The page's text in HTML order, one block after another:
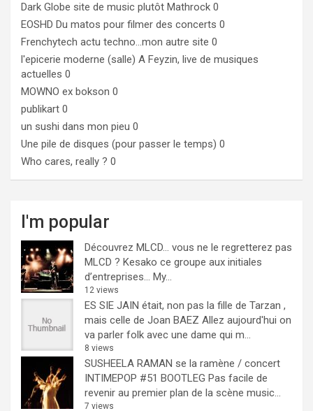
Dark Globe site de music plutôt Mathrock 0
EOSHD Du matos pour filmer des concerts 0
Frenchytech actu techno…mon autre site 0
l'epicerie moderne (salle) A Feyzin, live de musiques
actuelles 0
MOWNO ex bokson 0
publikart 0
un sushi dans mon pieu 0
Une pile de disques (pour passer le temps) 0
Who cares, really ? 0
I'm popular
Découvrez MLCD… vous ne le regretterez pas
MLCD ? Kesako ce groupe aux initiales
d’entreprises… My...
12 views
ES SIE JAIN était, non pas la fille de Tarzan ,
mais celle de Joan BAEZ Allez aujourd'hui on
va parler folk avec une dame qui m...
8 views
SUSHEELA RAMAN se la ramène / concert
INTIMEPOP #51 BOOTLEG Pas facile de
revenir au premier plan de la scène music...
7 views